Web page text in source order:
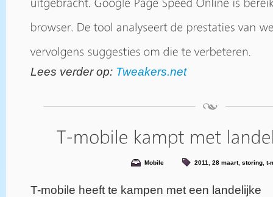
Lees verder op: Tweakers.net
Mobile 2011 28 maart, storing t-
T-mobile heeft te kampen met een landelijke